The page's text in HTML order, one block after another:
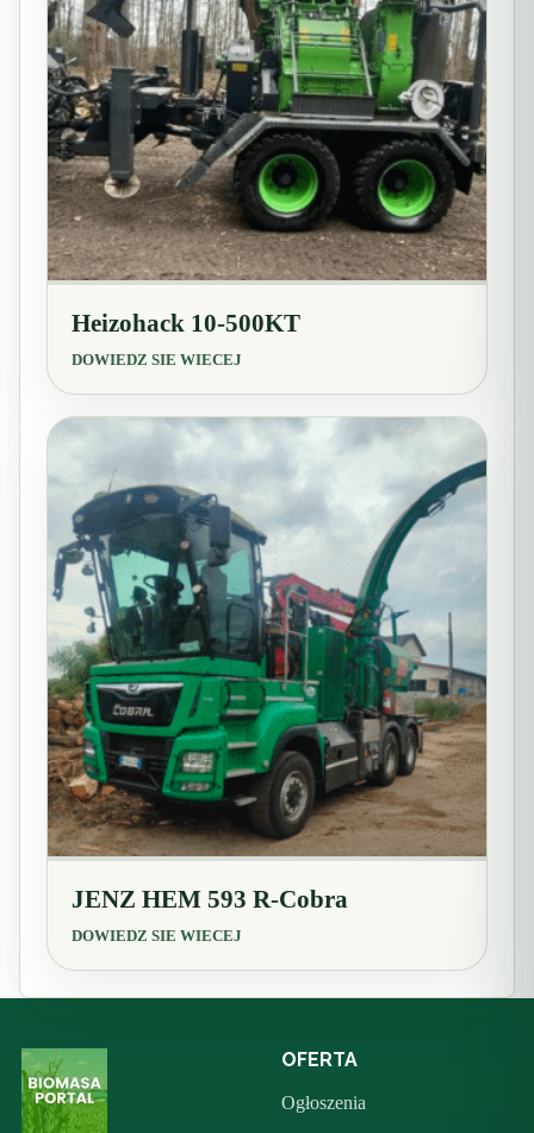
Heizohack 10-500KT
DOWIEDZ SIE WIECEJ
JENZ HEM 593 R-Cobra
DOWIEDZ SIE WIECEJ
OFERTA
Ogłoszenia